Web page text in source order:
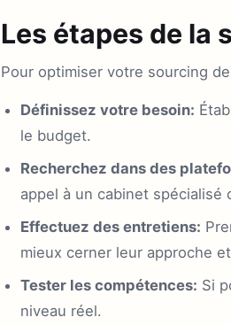
Les étapes de la
Pour optimiser votre sourcing
Définissez votre besoin:
le budget.
Recherchez dans des
appel à un cabinet spécialisé
Effectuez des entretiens:
mieux cerner leur approche
Tester les compétences: Si
niveau réel.